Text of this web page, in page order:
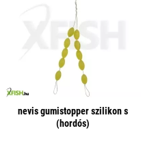
nevis gumistopper szilikon s
(hordós)